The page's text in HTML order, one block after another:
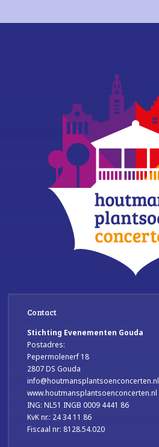
Contact
Stichting Evenementen Gouda
Postadres:
Pepermolenerf 18
2807 DS Gouda
info@houtmansplantsoenconcerten.nl
www.houtmansplantsoenconcerten.nl
ING: NL51 INGB 0009 4441 86
KvK nr.: 24 34 11 86
Fiscaal nr: 8128.54.020